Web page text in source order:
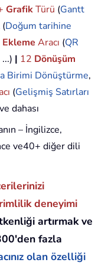
GrafikTürü (Gantt
(Doğum tarihine
Ekleme Aracı (QR
...) | 12 Dönüşüm
Birimi Dönüştürme,
(Gelişmiş Satırları
dahası
– İngilizce,
ve40+ diğer dili
deneyimi
artırmak ve
fazla
olan özelliği